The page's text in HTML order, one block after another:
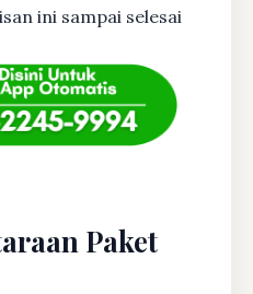
ini sampai selesai
Paket